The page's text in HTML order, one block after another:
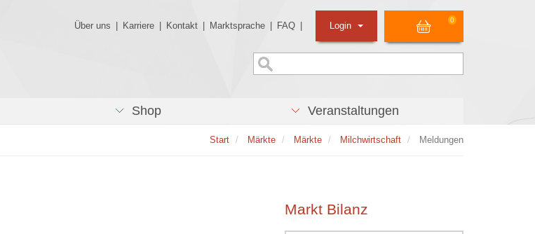
Über uns Karriere Kontakt Marktsprache FAQ
0
Login
Shop Veranstaltungen
Start Märkte Märkte Milchwirtschaft Meldungen
Markt Bilanz